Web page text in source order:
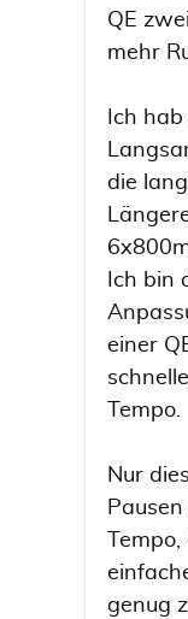
QE
mehr
Ich
die
Ich bin
einer
Tempo.
Nur
genug